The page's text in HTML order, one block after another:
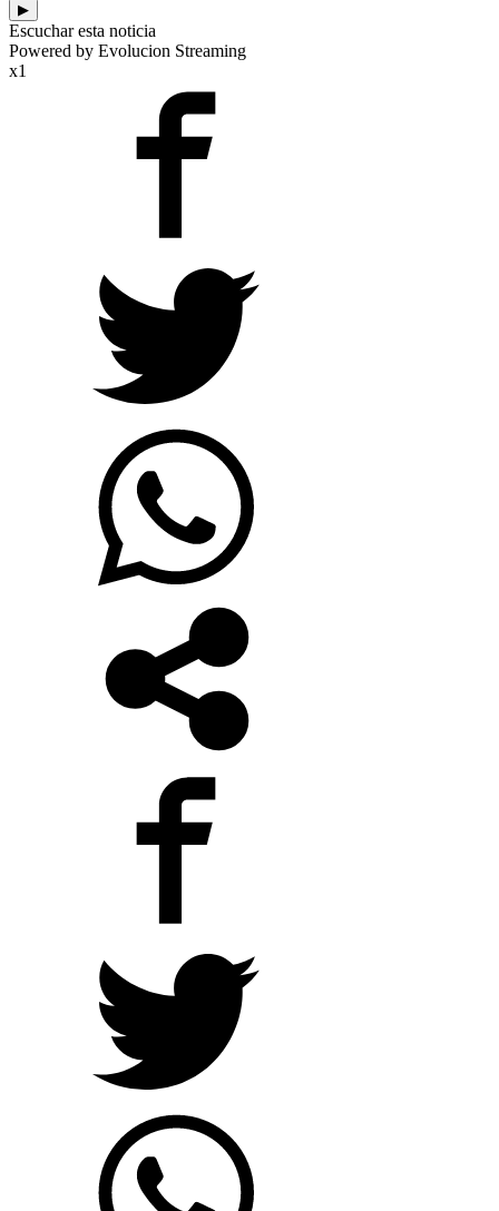
▶
Escuchar esta noticia
Powered by Evolucion Streaming
x1